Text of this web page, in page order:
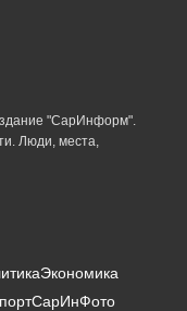
"СарИнформ".
Люди, места,
Экономика
СарИнФото